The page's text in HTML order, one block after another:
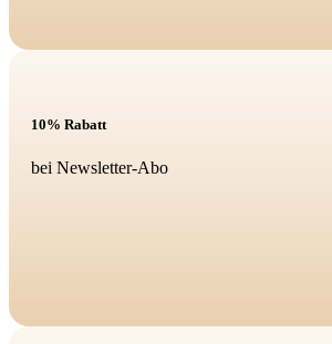
10% Rabatt
bei Newsletter-Abo